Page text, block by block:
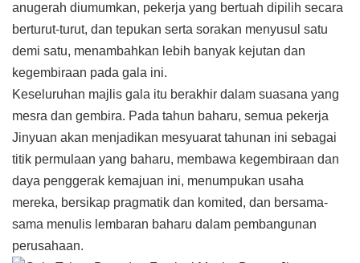
anugerah diumumkan, pekerja yang bertuah dipilih secara
berturut-turut, dan tepukan serta sorakan menyusul satu
demi satu, menambahkan lebih banyak kejutan dan
kegembiraan pada gala ini.
Keseluruhan majlis gala itu berakhir dalam suasana yang
mesra dan gembira. Pada tahun baharu, semua pekerja
Jinyuan akan menjadikan mesyuarat tahunan ini sebagai
titik permulaan yang baharu, membawa kegembiraan dan
daya penggerak kemajuan ini, menumpukan usaha
mereka, bersikap pragmatik dan komited, dan bersama-
sama menulis lembaran baharu dalam pembangunan
perusahaan.